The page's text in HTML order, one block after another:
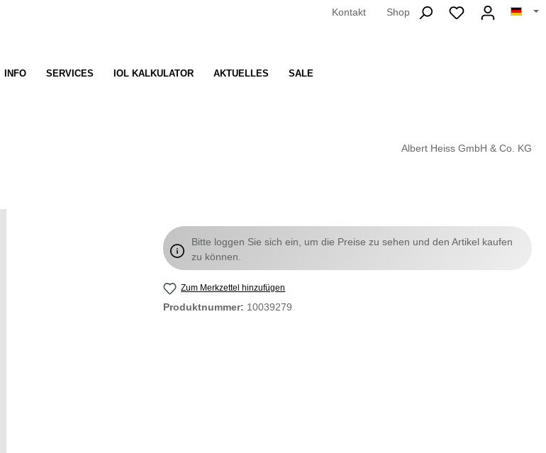
Kontakt Shop
INFO SERVICES IOL KALKULATOR AKTUELLES SALE
Albert Heiss GmbH & Co. KG
Bitte loggen Sie sich ein, um die Preise zu sehen und den Artikel kaufen
zu können.
Zum Merkzettel hinzufügen
Produktnummer: 10039279